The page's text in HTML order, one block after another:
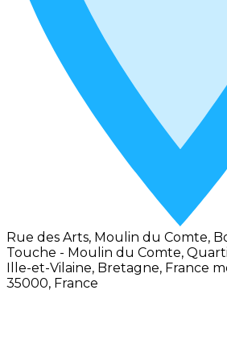
Rue des Arts, Moulin du Comte,
Touche - Moulin du Comte,
Ille-et-Vilaine, Bretagne, France
35000, France